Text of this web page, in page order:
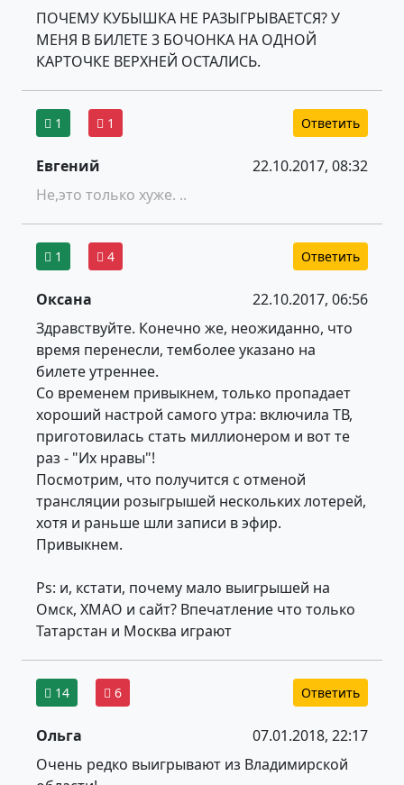
ПОЧЕМУ КУБЫШКА НЕ РАЗЫГРЫВАЕТСЯ? У
МЕНЯ В БИЛЕТЕ 3 БОЧОНКА НА ОДНОЙ
КАРТОЧКЕ ВЕРХНЕЙ ОСТАЛИСЬ.
1 1 Ответить
Евгений
22.10.2017, 08:32
Не,это только хуже. ..
1 4 Ответить
Оксана
22.10.2017, 06:56
Здравствуйте. Конечно же, неожиданно, что
время перенесли, темболее указано на
билете утреннее.
Со временем привыкнем, только пропадает
хороший настрой самого утра: включила ТВ,
приготовилась стать миллионером и вот те
раз - "Их нравы"!
Посмотрим, что получится с отменой
трансляции розыгрышей нескольких лотерей,
хотя и раньше шли записи в эфир.
Привыкнем.
Ps: и, кстати, почему мало выигрышей на
Омск, ХМАО и сайт? Впечатление что только
Татарстан и Москва играют
14 6 Ответить
Ольга
07.01.2018, 22:17
Очень редко выигрывают из Владимирской